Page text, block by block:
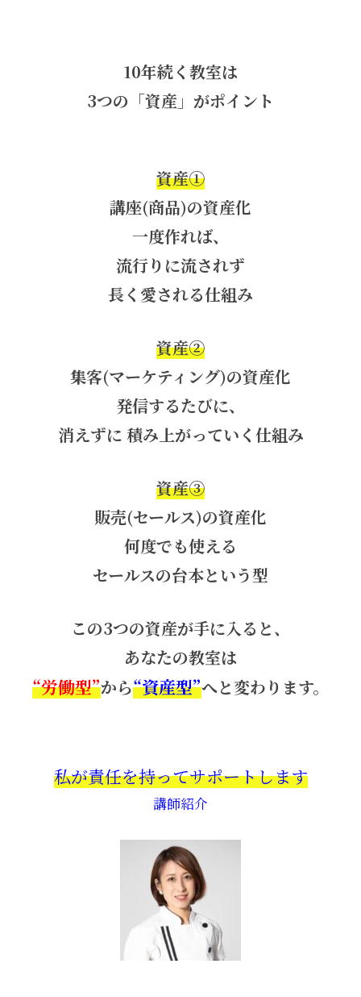
10年続く教室は
3つの「資産」がポイント
資産①
講座(商品)の資産化
一度作れば、
流行りに流されず
長く愛される仕組み
資産②
集客(マーケティング)の資産化
発信するたびに、
消えずに 積み上がっていく仕組み
資産③
販売(セールス)の資産化
何度でも使える
セールスの台本という型
この3つの資産が手に入ると、
あなたの教室は
“労働型”から“資産型”へと変わります。
私が責任を持ってサポートします
講師紹介